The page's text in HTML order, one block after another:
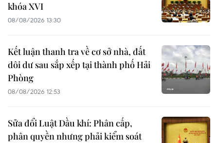
khóa XVI
08/08/2026 13:30
Kết luận thanh tra về cơ sở nhà, đất
dôi dư sau sắp xếp tại thành phố Hải
Phòng
08/08/2026 12:53
Sửa đổi Luật Dầu khí: Phân cấp,
phân quyền nhưng phải kiểm soát